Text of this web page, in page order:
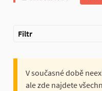
Filtr
V současné době
ale zde najdete